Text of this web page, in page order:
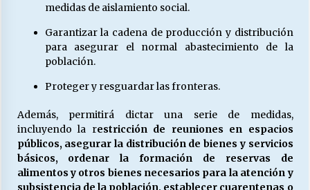
medidas de aislamiento social.
Garantizar la cadena de producción y distribución
para asegurar el normal abastecimiento de la
población.
Proteger y resguardar las fronteras.
Además, permitirá dictar una serie de medidas,
incluyendo la restricción de reuniones en espacios
públicos, asegurar la distribución de bienes y servicios
básicos, ordenar la formación de reservas de
alimentos y otros bienes necesarios para la atención y
subsistencia de la población, establecer cuarentenas o